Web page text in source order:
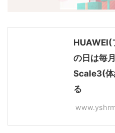
HUAWEI(
の日は毎
Scale3(体
る